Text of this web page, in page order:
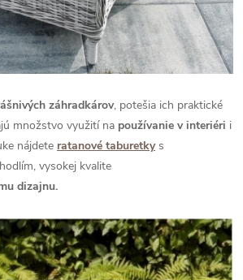
záhradkárov, potešia ich praktické
množstvo využití na používanie v interiéri i
nájdete ratanové taburetkys
vysokej kvalite
dizajnu.